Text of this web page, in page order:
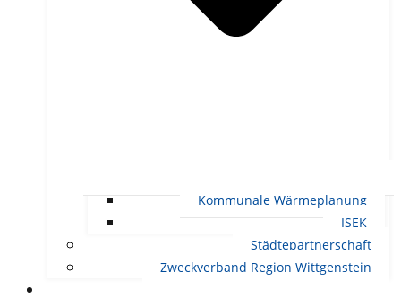
Kommunale Wärmeplanung
ISEK
Städtepartnerschaft
Zweckverband Region Wittgenstein
RATHAUS UND POLITIK